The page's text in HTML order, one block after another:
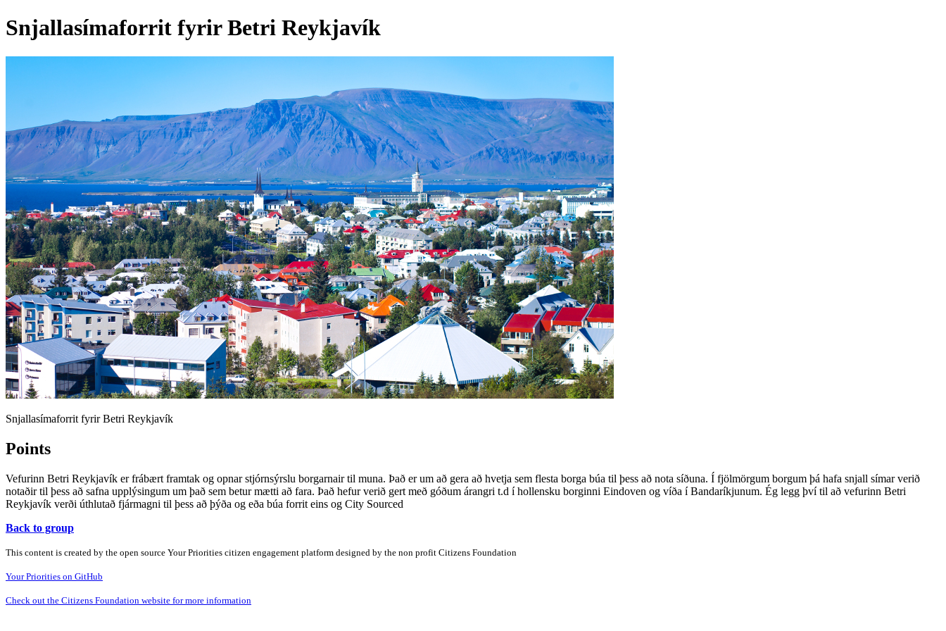
Snjallasímaforrit fyrir Betri Reykjavík
Snjallasímaforrit fyrir Betri Reykjavík
Points
Vefurinn Betri Reykjavík er frábært framtak og opnar stjórnsýrslu borgarnair til muna. Það er um að gera að hvetja sem flesta borga búa til þess að nota síðuna. Í fjölmörgum borgum þá hafa snjall símar verið
notaðir til þess að safna upplýsingum um það sem betur mætti að fara. Það hefur verið gert með góðum árangri t.d í hollensku borginni Eindoven og víða í Bandaríkjunum. Ég legg því til að vefurinn Betri
Reykjavík verði úthlutað fjármagni til þess að þýða og eða búa forrit eins og City Sourced
Back to group
This content is created by the open source Your Priorities citizen engagement platform designed by the non profit Citizens Foundation
Your Priorities on GitHub
Check out the Citizens Foundation website for more information